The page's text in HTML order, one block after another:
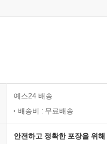
예스24 배송
배송비 : 무료배송
안전하고 정확한 포장을 위